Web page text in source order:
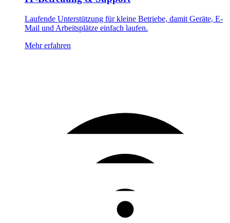
Laufende Unterstützung für kleine Betriebe, damit Geräte, E-
Mail und Arbeitsplätze einfach laufen.
Mehr erfahren